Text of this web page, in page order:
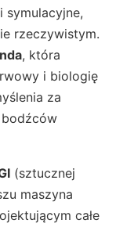
symulacyjne,
rzeczywistym.
, która
i biologię
za
(sztucznej
maszyna
całe